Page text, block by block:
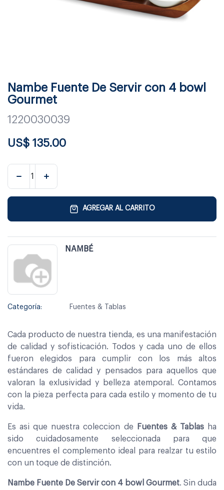
Nambe Fuente De Servir con 4 bowl
Gourmet
1220030039
US$ 135.00
AGREGAR AL CARRITO
NAMBÉ
Categoría: Fuentes & Tablas
Cada producto de nuestra tienda, es una manifestación
de calidad y sofisticación. Todos y cada uno de ellos
fueron elegidos para cumplir con los más altos
estándares de calidad y pensados para aquellos que
valoran la exlusividad y belleza atemporal. Contamos
con la pieza perfecta para cada estilo y momento de tu
vida.
Es asi que nuestra coleccion de Fuentes & Tablasha
sido cuidadosamente seleccionada para que
encuentres el complemento ideal para realzar tu estilo
con un toque de distinción.
Nambe Fuente De Servir con 4 bowl Gourmet. Sin duda